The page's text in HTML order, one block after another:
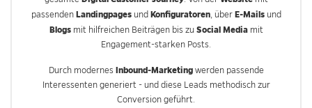
passenden Landingpagesund Konfiguratoren, über E-Mailsund
Blogsmit hilfreichen Beiträgen bis zu Social Mediamit
Engagement-starken Posts.
Durch modernes Inbound-Marketingwerden passende
Interessenten generiert - und diese Leads methodisch zur
Conversion geführt.